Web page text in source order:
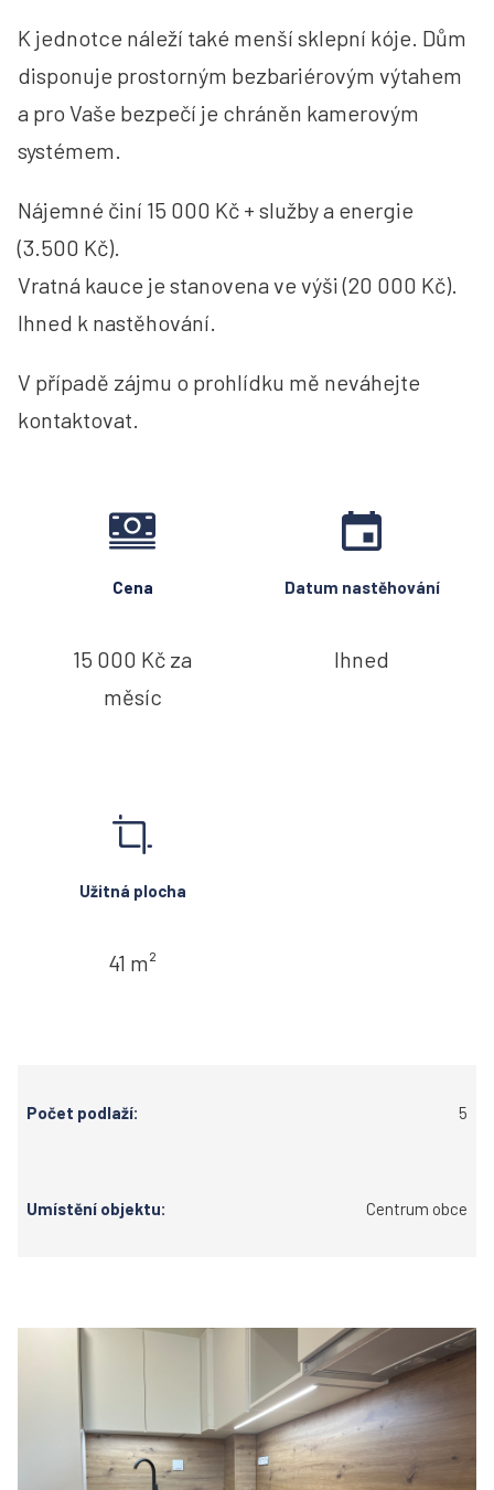
K jednotce náleží také menší sklepní kóje. Dům
disponuje prostorným bezbariérovým výtahem
a pro Vaše bezpečí je chráněn kamerovým
systémem.
Nájemné činí 15 000 Kč + služby a energie
(3.500 Kč).
Vratná kauce je stanovena ve výši (20 000 Kč).
Ihned k nastěhování.
V případě zájmu o prohlídku mě neváhejte
kontaktovat.
Cena
15 000 Kč za
měsíc
Datum nastěhování
Ihned
Užitná plocha
41 m²
Počet podlaží: 5
Umístění objektu: Centrum obce